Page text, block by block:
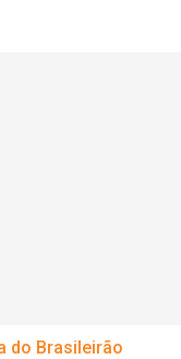
do Brasileirão